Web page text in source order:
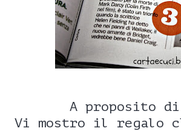
A proposito
Vi mostro il regalo